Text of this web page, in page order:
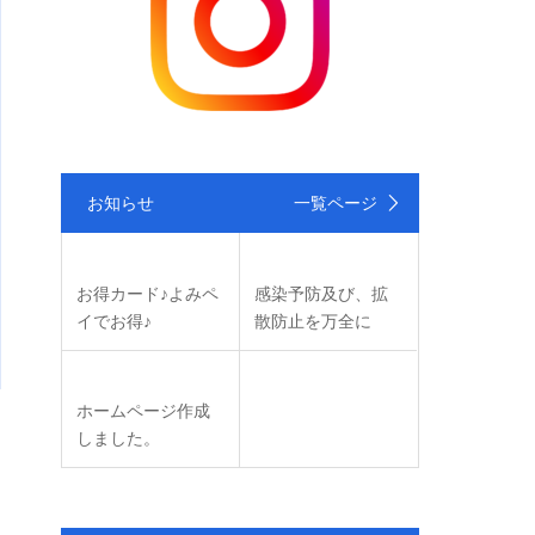
お知らせ 一覧ページ
お得カード♪よみペ
イでお得♪
感染予防及び、拡
散防止を万全に
ホームページ作成
しました。